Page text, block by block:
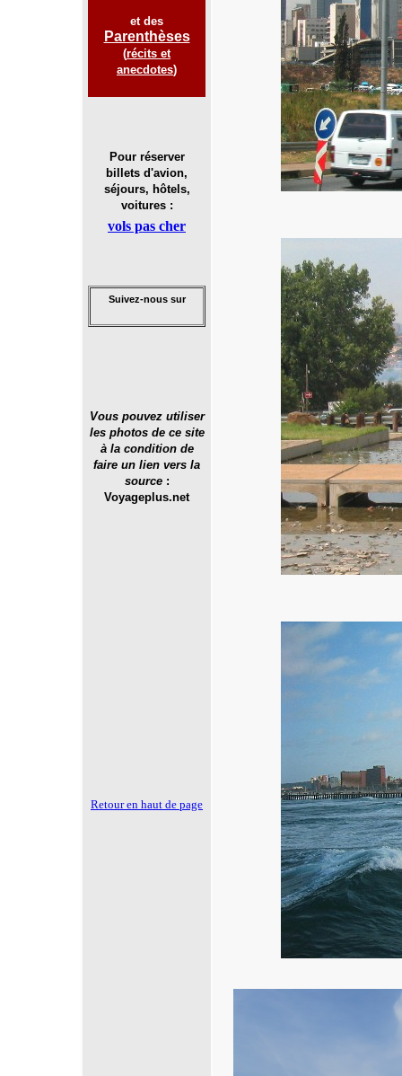
et des
Parenthèses
(récits et
anecdotes)
Pour réserver
billets d'avion,
séjours, hôtels,
voitures :
vols pas cher
Suivez-nous sur
Vous pouvez utiliser
les photos de ce site
à la condition de
faire un lien vers la
source:
Voyageplus.net
Retour en haut de page